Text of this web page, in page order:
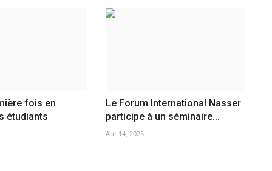
fois en
étudiants
Le Forum International Nasser
participe à un séminaire...
Apr 14, 2025